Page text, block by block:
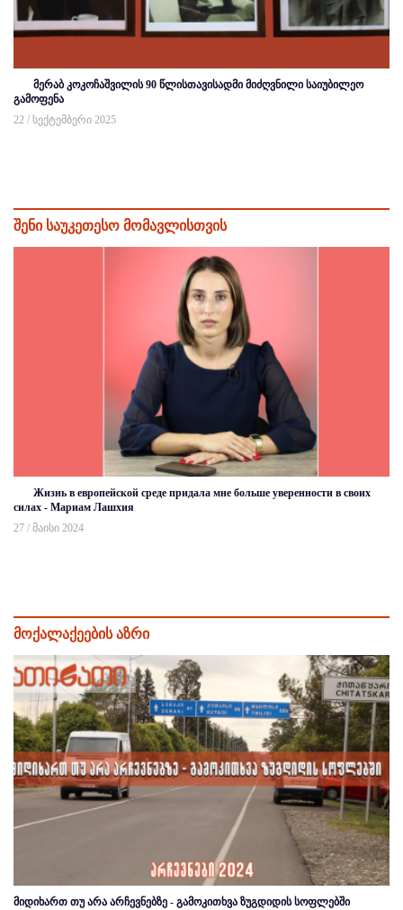
მერაბ კოკოჩაშვილის 90 წლისთავისადმი მიძღვნილი საიუბილეო
გამოფენა
22 / სექტემბერი 2025
შენი საუკეთესო მომავლისთვის
Жизнь в европейской среде придала мне больше уверенности в своих
силах - Мариам Лашхия
27 / მაისი 2024
მოქალაქეების აზრი
მიდიხართ თუ არა არჩევნებზე - გამოკითხვა ზუგდიდის სოფლებში